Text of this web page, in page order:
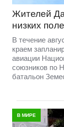
Жителей
низких
В течение
краем
авиации
союзников по
батальон
В МИРЕ